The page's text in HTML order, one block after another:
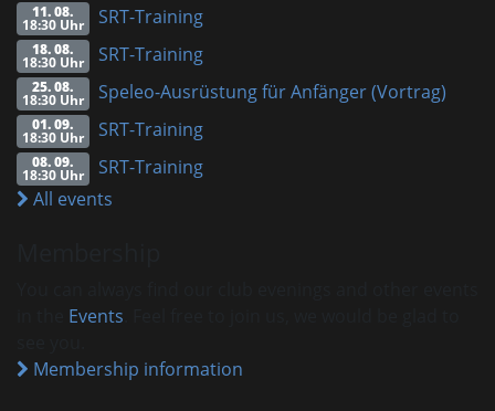
11. 08.
18:30 Uhr SRT-Training
18. 08.
18:30 Uhr SRT-Training
25. 08.
18:30 Uhr Speleo-Ausrüstung für Anfänger (Vortrag)
01. 09.
18:30 Uhr SRT-Training
08. 09.
18:30 Uhr
SRT-Training
All events
Events
Membership information